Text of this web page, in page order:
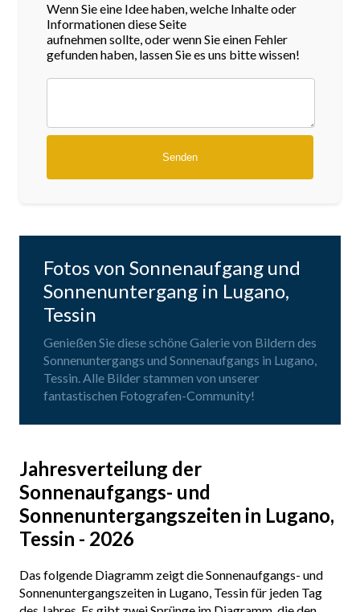
Wenn Sie eine Idee haben, welche Inhalte oder
Informationen diese Seite
aufnehmen sollte, oder wenn Sie einen Fehler
gefunden haben, lassen Sie es uns bitte wissen!
Fotos von Sonnenaufgang und
Sonnenuntergang in Lugano,
Tessin
Genießen Sie diese schöne Galerie von Bildern des
Sonnenuntergangs und Sonnenaufgangs in Lugano,
Tessin. Alle Bilder stammen von unserer
fantastischen Fotografen-Community!
Jahresverteilung der
Sonnenaufgangs- und
Sonnenuntergangszeiten in Lugano,
Tessin - 2026
Das folgende Diagramm zeigt die Sonnenaufgangs- und
Sonnenuntergangszeiten in Lugano, Tessin für jeden Tag